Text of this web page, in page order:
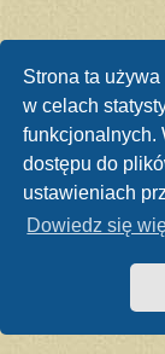
Strona ta
w celach
funkcjonalnych.
dostępu do
ustawieniach
Dowiedz się